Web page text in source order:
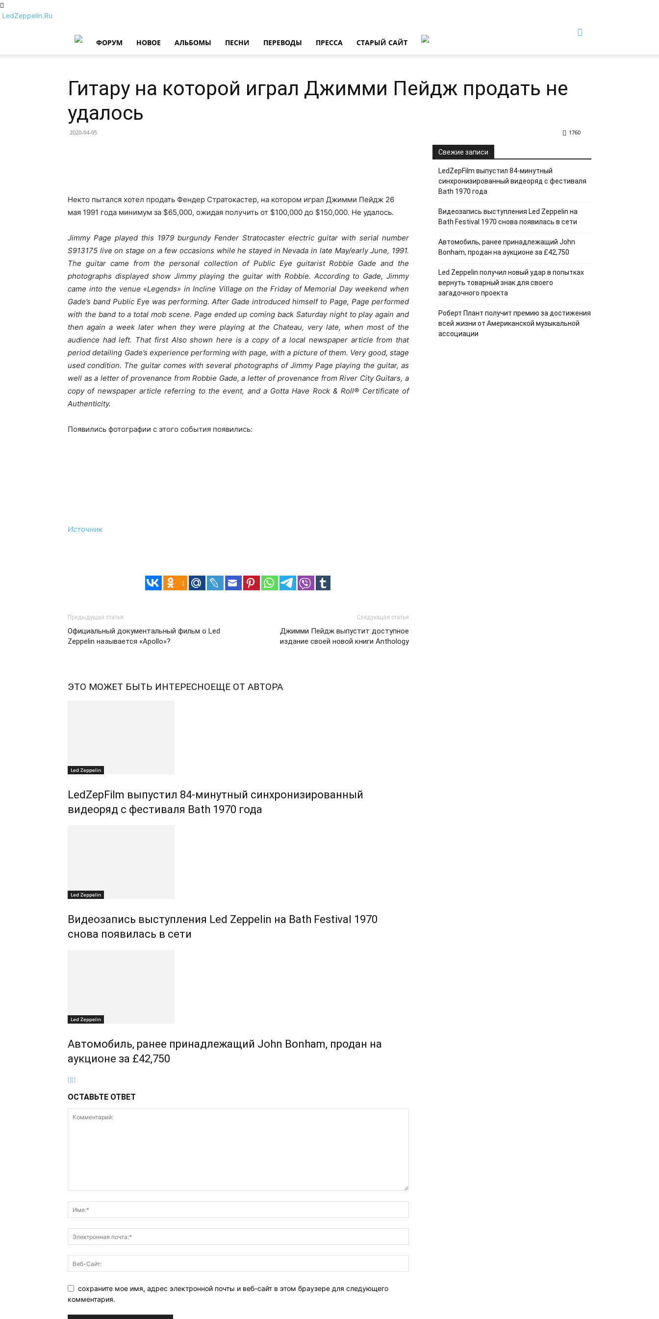
LedZeppelin.Ru
ФОРУМ НОВОE АЛЬБОМЫ ПЕСНИ ПЕРЕВОДЫ ПРЕССА СТАРЫЙ САЙТ
Гитару на которой играл Джимми Пейдж продать не
удалось
2020-04-05 1760
Некто пытался хотел продать Фендер Стратокастер, на котором играл Джимми Пейдж 26
мая 1991 года минимум за $65,000, ожидая получить от $100,000 до $150,000. Не удалось.
Jimmy Page played this 1979 burgundy Fender Stratocaster electric guitar with serial number
S913175 live on stage on a few occasions while he stayed in Nevada in late May/early June, 1991.
The guitar came from the personal collection of Public Eye guitarist Robbie Gade and the
photographs displayed show Jimmy playing the guitar with Robbie. According to Gade, Jimmy
came into the venue «Legends» in Incline Village on the Friday of Memorial Day weekend when
Gade’s band Public Eye was performing. After Gade introduced himself to Page, Page performed
with the band to a total mob scene. Page ended up coming back Saturday night to play again and
then again a week later when they were playing at the Chateau, very late, when most of the
audience had left. That first Also shown here is a copy of a local newspaper article from that
period detailing Gade’s experience performing with page, with a picture of them. Very good, stage
used condition. The guitar comes with several photographs of Jimmy Page playing the guitar, as
well as a letter of provenance from Robbie Gade, a letter of provenance from River City Guitars, a
copy of newspaper article referring to the event, and a Gotta Have Rock & Roll® Certificate of
Authenticity.
Появились фотографии с этого события появились:
Источник
1
Предыдущая статья
Официальный документальный фильм о Led
Zeppelin называется «Apollo»?
Следующая статья
Джимми Пейдж выпустит доступное
издание своей новой книги Anthology
ЭТО МОЖЕТ БЫТЬ ИНТЕРЕСНОЕЩЕ ОТ АВТОРА
Led Zeppelin
LedZepFilm выпустил 84-минутный синхронизированный
видеоряд с фестиваля Bath 1970 года
Led Zeppelin
Видеозапись выступления Led Zeppelin на Bath Festival 1970
снова появилась в сети
Led Zeppelin
Автомобиль, ранее принадлежащий John Bonham, продан на
аукционе за £42,750
ОСТАВЬТЕ ОТВЕТ
сохраните мое имя, адрес электронной почты и веб-сайт в этом браузере для следующего
комментария.
Свежие записи
LedZepFilm выпустил 84-минутный
синхронизированный видеоряд с фестиваля
Bath 1970 года
Видеозапись выступления Led Zeppelin на
Bath Festival 1970 снова появилась в сети
Автомобиль, ранее принадлежащий John
Bonham, продан на аукционе за £42,750
Led Zeppelin получил новый удар в попытках
вернуть товарный знак для своего
загадочного проекта
Роберт Плант получит премию за достижения
всей жизни от Американской музыкальной
ассоциации